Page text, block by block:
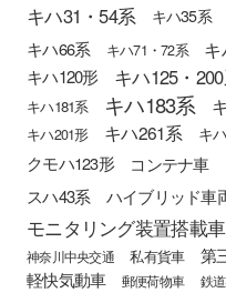
キハ31・54系 キハ35系
キハ66系 キハ71・72系
キハ120形 キハ125・
キハ181系 キハ183系
キハ201形
キハ261系 キ
クモハ123形
コンテナ車
スハ43系 ハイブリッド車
モニタリング装置搭載車
神奈川中央交通 私有貨車 第
軽快気動車 郵便荷物車 鉄